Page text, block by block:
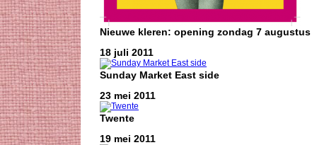
Nieuwe kleren: opening zondag 7 augustus
18 juli 2011
Sunday Market East side
23 mei 2011
Twente
19 mei 2011